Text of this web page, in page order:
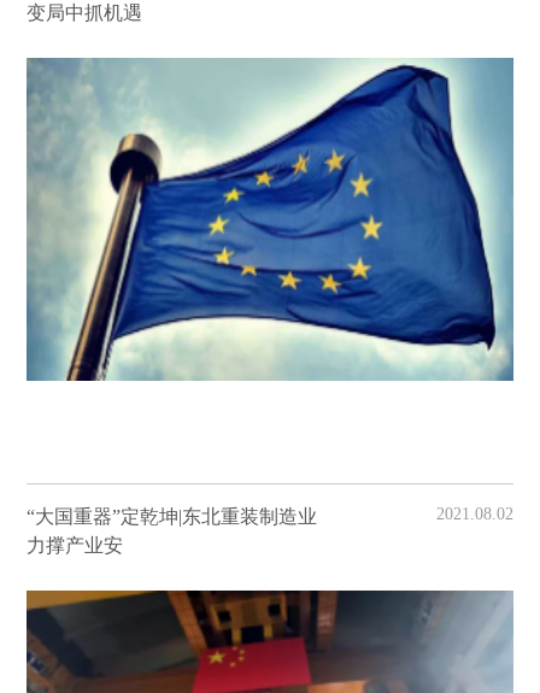
变局中抓机遇
“大国重器”定乾坤|东北重装制造业
力撑产业安
2021.08.02